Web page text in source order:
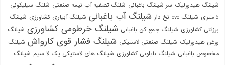
شیلنگ هیدرولیک سر شیلنگ باغبانی شلنگ تصفیه آب نیمه صنعتی شلنگ سیلیکونی
5 متری
شیلنگ pvc نخ دار شیلنگ آب باغبانی شیلنگ آبیاری کشاورزی شیلنگ
برزنتی کشاورزی شیلنگ جمع کن باغبانی شیلنگ خرطومی کشاورزی شیلنگ
روغن هیدرولیک شیلنگ صنعتی لاستیکی شیلنگ فشار قوی کارواش شیلنگ
مخصوص باغبانی شیلنگ نایلونی کشاورزی شیلنگ های لاستیکی یک لا سیم شیلنگ